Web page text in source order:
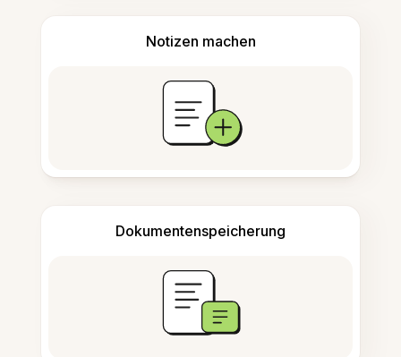
Notizen machen
Dokumentenspeicherung